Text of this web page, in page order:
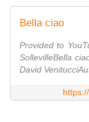
Bella ciao
Provided to
SollevilleBella
David